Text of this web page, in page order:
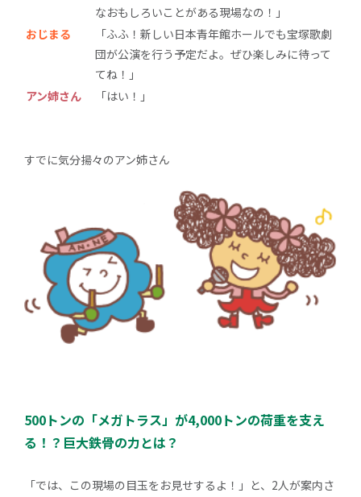
なおもしろいことがある現場なの！」
おじまる
「ふふ！新しい日本青年館ホールでも宝塚歌劇
団が公演を行う予定だよ。ぜひ楽しみに待って
てね！」
アン姉さん
「はい！」
すでに気分揚々のアン姉さん
500トンの「メガトラス」が4,000トンの荷重を支え
る！？巨大鉄骨の力とは？
「では、この現場の目玉をお見せするよ！」と、2人が案内さ